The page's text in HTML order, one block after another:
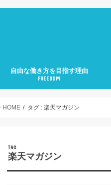
自由な働き方を目指す理由
FREEDOM
HOME タグ : 楽天マガジン
TAG
楽天マガジン